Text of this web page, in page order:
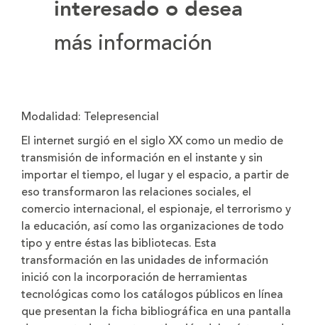
interesado o desea
más información
Modalidad: Telepresencial
El internet surgió en el siglo XX como un medio de
transmisión de información en el instante y sin
importar el tiempo, el lugar y el espacio, a partir de
eso transformaron las relaciones sociales, el
comercio internacional, el espionaje, el terrorismo y
la educación, así como las organizaciones de todo
tipo y entre éstas las bibliotecas. Esta
transformación en las unidades de información
inició con la incorporación de herramientas
tecnológicas como los catálogos públicos en línea
que presentan la ficha bibliográfica en una pantalla